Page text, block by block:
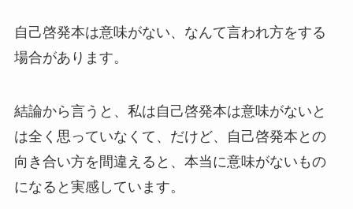
自己啓発本は意味がない、なんて言われ方をする
場合があります。
結論から言うと、私は自己啓発本は意味がないと
は全く思っていなくて、だけど、自己啓発本との
向き合い方を間違えると、本当に意味がないもの
になると実感しています。